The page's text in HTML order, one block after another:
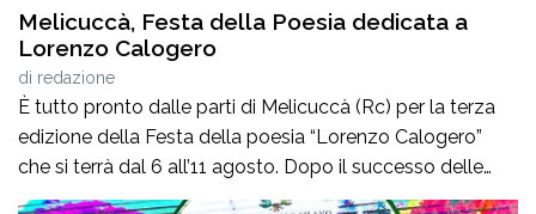
Melicuccà, Festa della Poesia dedicata a
Lorenzo Calogero
di redazione
È tutto pronto dalle parti di Melicuccà (Rc) per la terza
edizione della Festa della poesia “Lorenzo Calogero”
che si terrà dal 6 all’11 agosto. Dopo il successo delle
prime due edizioni, nel 2024 e nel 2025, che hanno